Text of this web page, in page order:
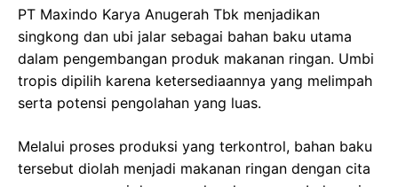
PT Maxindo Karya Anugerah Tbk menjadikan
singkong dan ubi jalar sebagai bahan baku utama
dalam pengembangan produk makanan ringan. Umbi
tropis dipilih karena ketersediaannya yang melimpah
serta potensi pengolahan yang luas.
Melalui proses produksi yang terkontrol, bahan baku
tersebut diolah menjadi makanan ringan dengan cita